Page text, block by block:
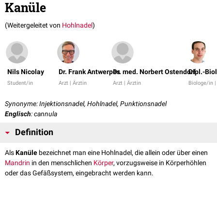
Kanüle
(Weitergeleitet von Hohlnadel)
Nils Nicolay
Student/in
Dr. Frank Antwerpes
Arzt | Ärztin
Dr. med. Norbert Ostendorf
Arzt | Ärztin
Dipl.-
Biologe/in
Synonyme: Injektionsnadel, Hohlnadel, Punktionsnadel
Englisch: cannula
Definition
AlsKanüle bezeichnet man eine Hohlnadel, die allein oder über einen
Mandrin in den menschlichen Körper, vorzugsweise in Körperhöhlen
oder das Gefäßsystem, eingebracht werden kann.